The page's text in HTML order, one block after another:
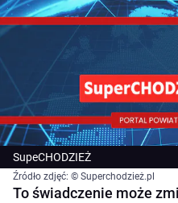
SupeCHODZIEŻ
Źródło zdjęć: © Superchodzież.pl
To świadczenie może